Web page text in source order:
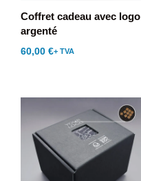
Coffret cadeau avec logo
argenté
60,00 €+ TVA